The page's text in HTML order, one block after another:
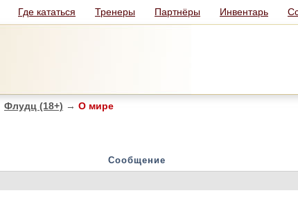
Где кататься Тренеры Партнёры Инвентарь
Флудц (18+) → О мире
Сообщение